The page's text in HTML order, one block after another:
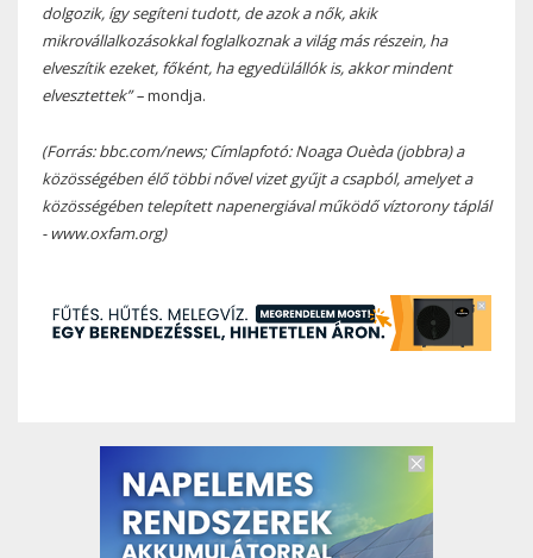
dolgozik, így segíteni tudott, de azok a nők, akik
mikrovállalkozásokkal foglalkoznak a világ más részein, ha
elveszítik ezeket, főként, ha egyedülállók is, akkor mindent
elvesztettek” –mondja.
(Forrás: bbc.com/news; Címlapfotó:Noaga Ouèda (jobbra) a
közösségében élő többi nővel vizet gyűjt a csapból, amelyet a
közösségében telepített napenergiával működő víztorony táplál
- www.oxfam.org)